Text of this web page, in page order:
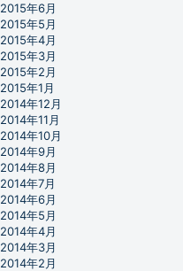
2015年6月
2015年5月
2015年4月
2015年3月
2015年2月
2015年1月
2014年12月
2014年11月
2014年10月
2014年9月
2014年8月
2014年7月
2014年6月
2014年5月
2014年4月
2014年3月
2014年2月